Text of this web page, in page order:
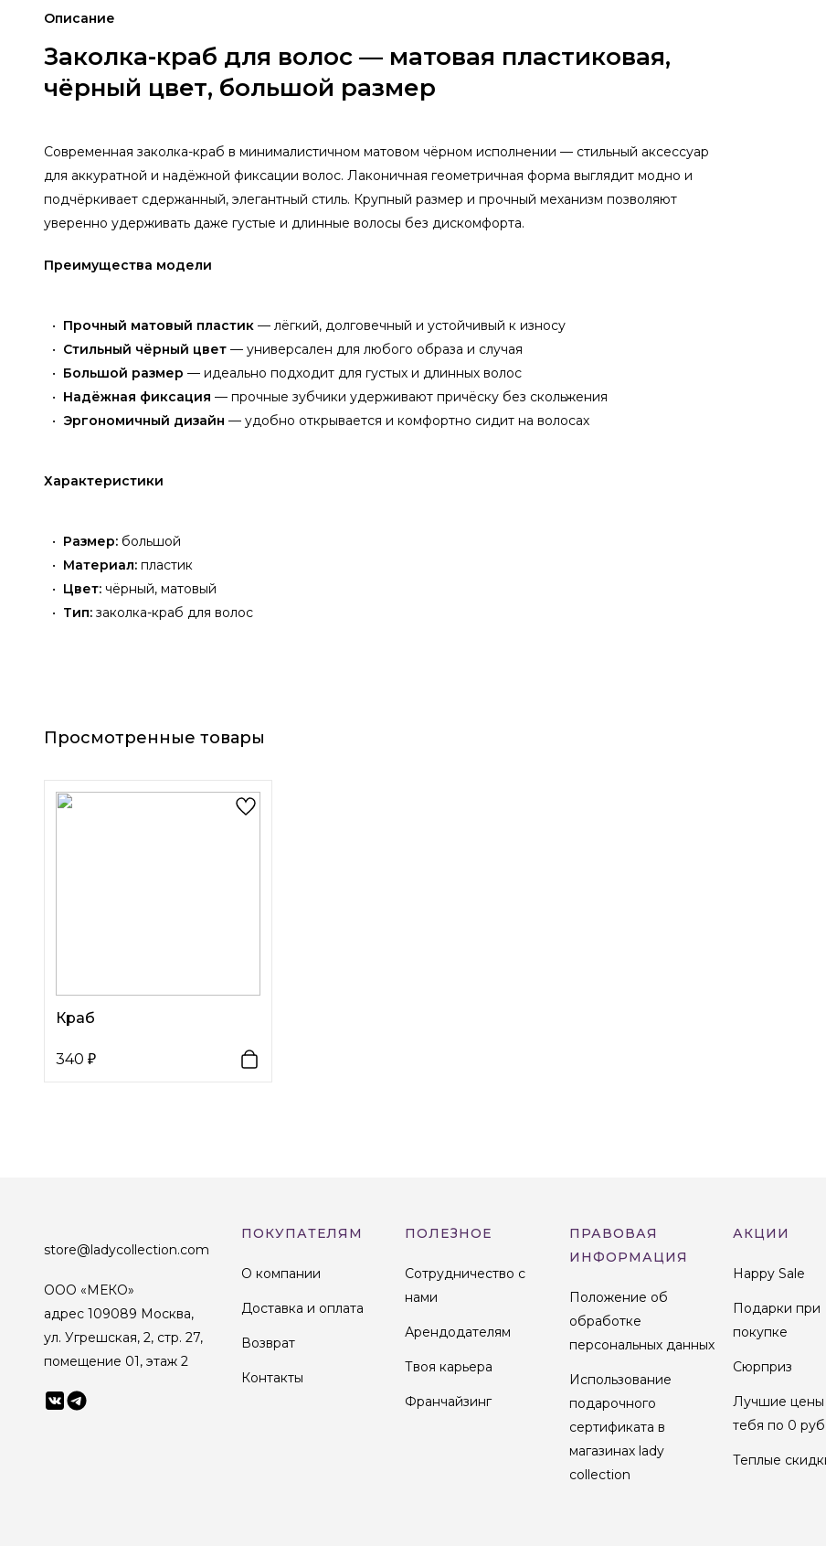
Описание
Заколка-краб для волос — матовая пластиковая,
чёрный цвет, большой размер
Современная заколка-краб в минималистичном матовом чёрном исполнении — стильный аксессуар
для аккуратной и надёжной фиксации волос. Лаконичная геометричная форма выглядит модно и
подчёркивает сдержанный, элегантный стиль. Крупный размер и прочный механизм позволяют
уверенно удерживать даже густые и длинные волосы без дискомфорта.
Преимущества модели
Прочный матовый пластик — лёгкий, долговечный и устойчивый к износу
Стильный чёрный цвет — универсален для любого образа и случая
Большой размер — идеально подходит для густых и длинных волос
Надёжная фиксация — прочные зубчики удерживают причёску без скольжения
Эргономичный дизайн — удобно открывается и комфортно сидит на волосах
Характеристики
Размер: большой
Материал: пластик
Цвет: чёрный, матовый
Тип: заколка-краб для волос
Просмотренные товары
Краб
340
store@ladycollection.com
ООО «МЕКО»
адрес 109089 Москва,
ул. Угрешская, 2, стр. 27,
помещение 01, этаж 2
ПОКУПАТЕЛЯМ
О компании
Доставка и оплата
Возврат
Контакты
ПОЛЕЗНОЕ
Сотрудничество с
нами
Арендодателям
Твоя карьера
Франчайзинг
ПРАВОВАЯ
ИНФОРМАЦИЯ
Положение об
обработке
персональных данных
Использование
подарочного
сертификата в
магазинах lady
collection
АКЦИИ
Happy Sale
Подарки при
покупке
Сюрприз
Лучшие цены
тебя по 0 руб.
Теплые